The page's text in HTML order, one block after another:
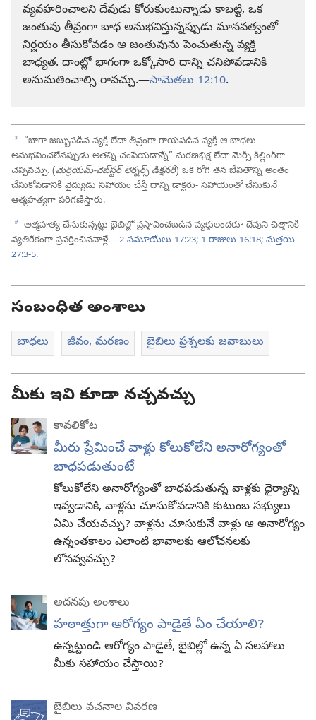
వ్యవహరించాలని దేవుడు కోరుకుంటున్నాడు కాబట్టి, ఒక
జంతువు తీవ్రంగా బాధ అనుభవిస్తున్నప్పుడు మానవత్వంతో
నిర్ణయం తీసుకోవడం ఆ జంతువును పెంచుతున్న వ్యక్తి
బాధ్యత. దాంట్లో భాగంగా ఒక్కోసారి దాన్ని చనిపోవడానికి
అనుమతించాల్సి రావచ్చు.—సామెతలు 12:10.
a “బాగా జబ్బుపడిన వ్యక్తి లేదా తీవ్రంగా గాయపడిన వ్యక్తి ఆ బాధలు
అనుభవించలేనప్పుడు అతన్ని చంపేయడాన్నే” మరణభిక్ష లేదా మెర్సీ కిల్లింగ్‌గా
చెప్పవచ్చు. (మెర్రియమ్‌-వెబ్‌స్టర్‌ లెర్నర్స్‌ డిక్షనరీ) ఒక రోగి తన జీవితాన్ని అంతం
చేసుకోవడానికి వైద్యుడు సహాయం చేస్తే దాన్ని డాక్టరు- సహాయంతో చేసుకునే
ఆత్మహత్యగా పరిగణిస్తారు.
b ఆత్మహత్య చేసుకున్నట్లు బైబిల్లో ప్రస్తావించబడిన వ్యక్తులందరూ దేవుని చిత్తానికి
వ్యతిరేకంగా ప్రవర్తించినవాళ్లే.—2 సమూయేలు 17:23; 1 రాజులు 16:18; మత్తయి
27:3-5.
సంబంధిత అంశాలు
బాధలు జీవం, మరణం బైబిలు ప్రశ్నలకు జవాబులు
మీకు ఇవి కూడా నచ్చవచ్చు
కావలికోట
మీరు ప్రేమించే వాళ్లు కోలుకోలేని అనారోగ్యంతో
బాధపడుతుంటే
కోలుకోలేని అనారోగ్యంతో బాధపడుతున్న వాళ్లకు ధైర్యాన్ని
ఇవ్వడానికి, వాళ్లను చూసుకోవడానికి కుటుంబ సభ్యులు
ఏమి చేయవచ్చు? వాళ్లను చూసుకునే వాళ్లు ఆ అనారోగ్యం
ఉన్నంతకాలం ఎలాంటి భావాలకు ఆలోచనలకు
లోనవ్వవచ్చు?
అదనపు అంశాలు
హఠాత్తుగా ఆరోగ్యం పాడైతే ఏం చేయాలి?
ఉన్నట్టుండి ఆరోగ్యం పాడైతే, బైబిల్లో ఉన్న ఏ సలహాలు
మీకు సహాయం చేస్తాయి?
బైబిలు వచనాల వివరణ